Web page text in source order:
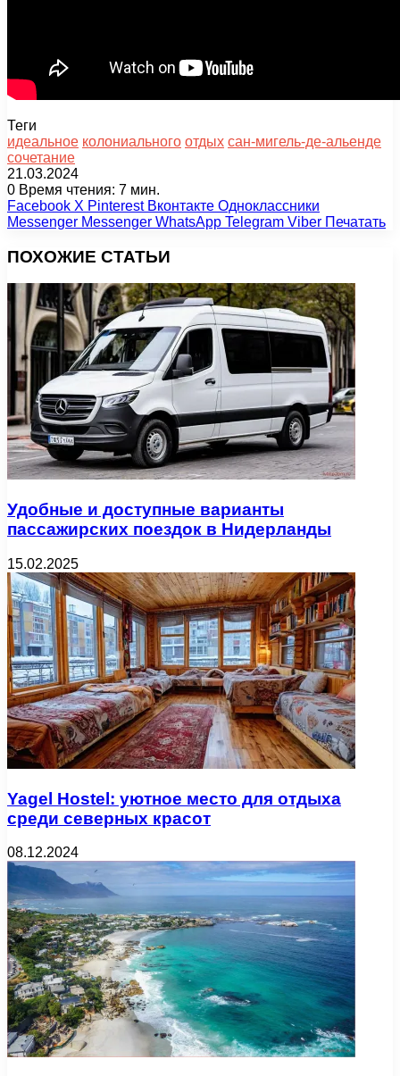
Теги
идеальное колониального отдых сан-мигель-де-альенде
сочетание
21.03.2024
0 Время чтения: 7 мин.
Facebook X Pinterest Вконтакте Одноклассники
Messenger Messenger WhatsApp Telegram Viber Печатать
ПОХОЖИЕ СТАТЬИ
Удобные и доступные варианты
пассажирских поездок в Нидерланды
15.02.2025
Yagel Hostel: уютное место для отдыха
среди северных красот
08.12.2024